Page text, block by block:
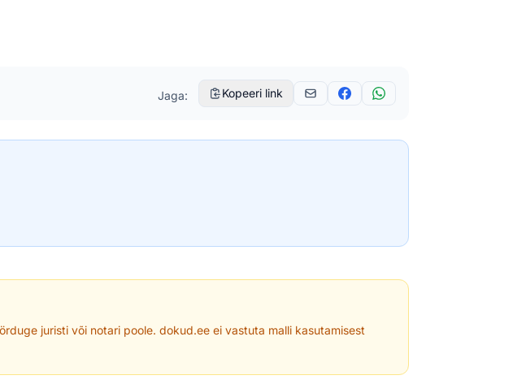
Jaga: Kopeeri link
juristi või notari poole. dokud.ee ei vastuta malli kasutamisest